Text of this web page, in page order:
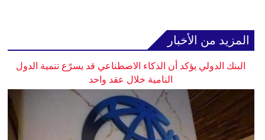
المزيد من الأخبار
البنك الدولي يؤكد أن الذكاء الاصطناعي قد يسرّع تنمية الدول
النامية خلال عقد واحد